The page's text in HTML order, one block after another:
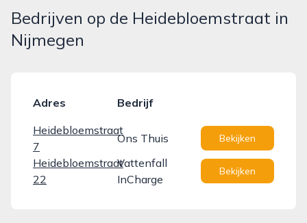
Bedrijven op de Heidebloemstraat in
Nijmegen
Adres
Bedrijf
Heidebloemstraat
7
Ons Thuis Bekijken
Heidebloemstraat
22
Vattenfall
InCharge
Bekijken